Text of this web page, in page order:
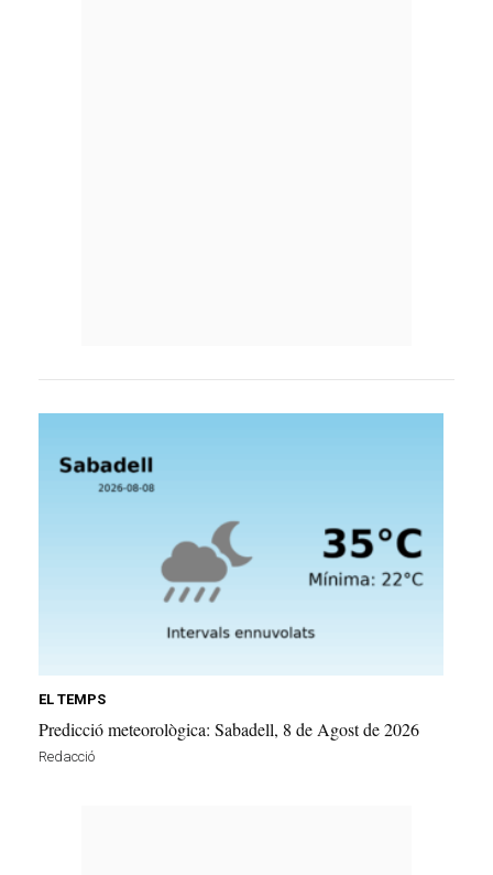
EL TEMPS
Predicció meteorològica: Sabadell, 8 de Agost de 2026
Redacció